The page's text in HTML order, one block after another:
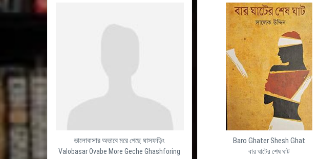
ভালোবাসার অভাবে মরে গেছে ঘাসফড়িং
Valobasar Ovabe More Geche Ghashforing
Baro Ghater Shesh Ghat
বার ঘাটের শেষ ঘাট